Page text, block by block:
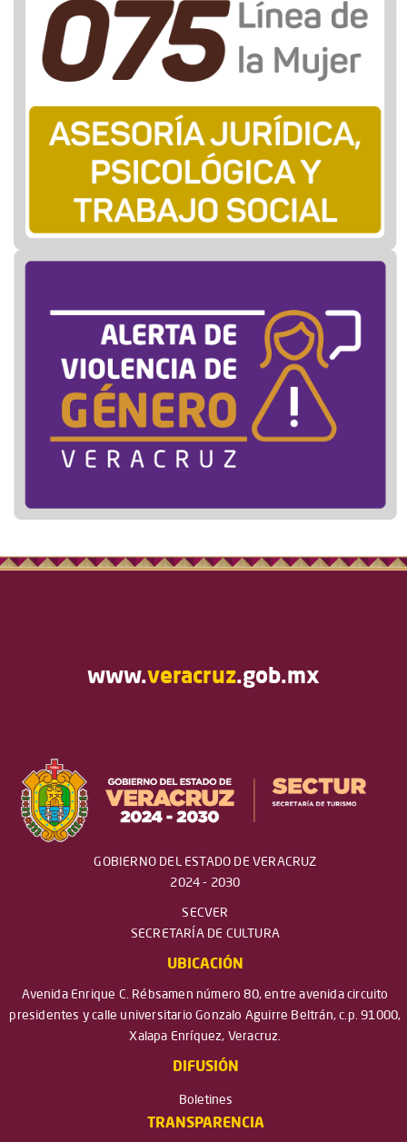
www.veracruz.gob.mx
GOBIERNO DEL ESTADO DE VERACRUZ
2024 - 2030
SECVER
SECRETARÍA DE CULTURA
UBICACIÓN
Avenida Enrique C. Rébsamen número 80, entre avenida circuito
presidentes y calle universitario Gonzalo Aguirre Beltrán, c.p. 91000,
Xalapa Enríquez, Veracruz.
DIFUSIÓN
Boletines
TRANSPARENCIA